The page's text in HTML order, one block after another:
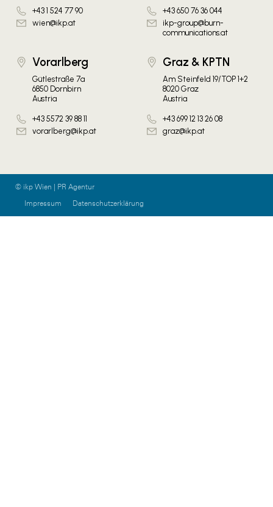
+43 1 524 77 90
wien@ikp.at
+43 650 76 36 044
ikp-group@burn-
communications.at
Vorarlberg
Gütlestraße 7a
6850 Dornbirn
Austria
+43 5572 39 88 11
vorarlberg@ikp.at
Graz & KPTN
Am Steinfeld 19/TOP 1+2
8020 Graz
Austria
+43 699 12 13 26 08
graz@ikp.at
© ikp Wien | PR Agentur
Impressum
Datenschutzerklärung